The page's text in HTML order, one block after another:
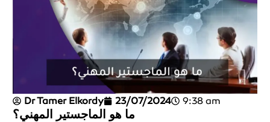
Dr Tamer Elkordy 23/07/2024 9:38 am
ما هو الماجستير المهني؟